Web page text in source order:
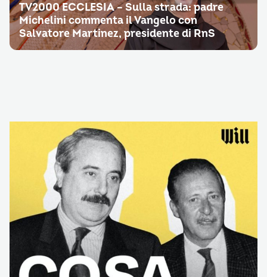
TV2000 ECCLESIA – Sulla strada: padre
Michelini commenta il Vangelo con
Salvatore Martinez, presidente di RnS